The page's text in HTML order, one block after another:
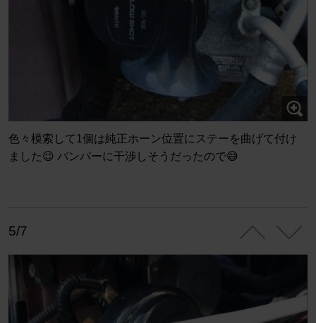
色々模索して1個は純正ホーン位置にステーを曲げて付け
ました😉 バンパーに干渉しそうだったので😅
5/7